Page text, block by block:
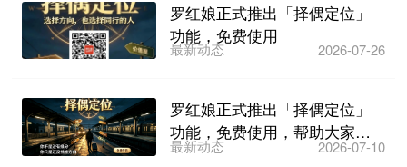
罗红娘正式推出「择偶定位」
功能，免费使用
最新动态 2026-07-26
罗红娘正式推出「择偶定位」
功能，免费使用，帮助大家科
学找对象！
最新动态 2026-07-10